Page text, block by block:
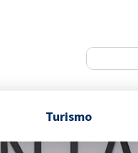
Turismo